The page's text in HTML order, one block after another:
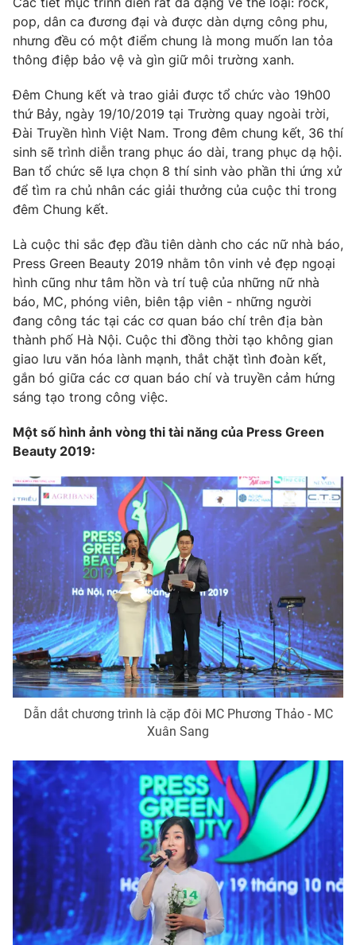
Khán giả
Giải sao mai
Sao
Du lịch
Làm đẹp
Giáo dục
Tuyển sinh
Học trực tuyến
Công nghệ
Hitech Công nghệ tương lai
Sản phẩm
Thị trường
Tư vấn
Giao lưu trực tuyến
Lịch phát sóng
Chuyên mục khác
Emagazine Podcast
Photo Infographic
Video Shorts video
VTV Money VTV Thể thao
VTV Sức khoẻ Bất động sản
Thị trường 24h Tấm lòng Việt
VTV4 Vươn mình bằng AI
VTV9 VTV8
Liên hệ tòa soạn English
THỜI BÁO VTV
Theo dõi báo trên
Cơ quan chủ quản:
Đài Truyền hình Việt Nam
Cơ quan báo chí:
Thời báo VTV
Giấy phép hoạt động báo in và báo điện tử số 483/GP-BTTTT
cấp ngày 29/12/2023
Tổng Biên tập:
Vũ Thanh Thủy
Phó Tổng Biên tập: Nguyễn Thị Mỹ Hạnh, Phạm Quốc Thắng,
pop, dân ca đương đại và được dàn dựng công phu,
nhưng đều có một điểm chung là mong muốn lan tỏa
thông điệp bảo vệ và gìn giữ môi trường xanh.
Đêm Chung kết và trao giải được tổ chức vào 19h00
thứ Bảy, ngày 19/10/2019 tại Trường quay ngoài trời,
Đài Truyền hình Việt Nam. Trong đêm chung kết, 36 thí
sinh sẽ trình diễn trang phục áo dài, trang phục dạ hội.
Ban tổ chức sẽ lựa chọn 8 thí sinh vào phần thi ứng xử
để tìm ra chủ nhân các giải thưởng của cuộc thi trong
đêm Chung kết.
Là cuộc thi sắc đẹp đầu tiên dành cho các nữ nhà báo,
Press Green Beauty 2019 nhằm tôn vinh vẻ đẹp ngoại
hình cũng như tâm hồn và trí tuệ của những nữ nhà
báo, MC, phóng viên, biên tập viên - những người
đang công tác tại các cơ quan báo chí trên địa bàn
thành phố Hà Nội. Cuộc thi đồng thời tạo không gian
giao lưu văn hóa lành mạnh, thắt chặt tình đoàn kết,
gắn bó giữa các cơ quan báo chí và truyền cảm hứng
sáng tạo trong công việc.
Một số hình ảnh vòng thi tài năng của Press Green
Beauty 2019:
Dẫn dắt chương trình là cặp đôi MC Phương Thảo - MC
Xuân Sang